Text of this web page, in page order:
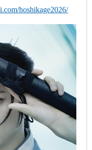
hoshikage2026/